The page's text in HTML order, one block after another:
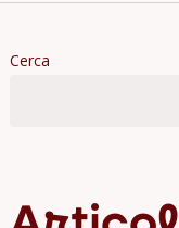
Cerca